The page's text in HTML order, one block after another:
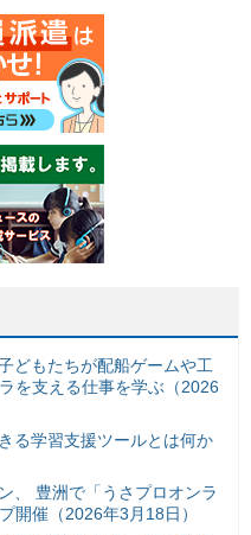
どもたちが配船ゲームや工
を支える仕事を学ぶ（2026
る学習支援ツールとは何か
、 豊洲で「うさプロオンラ
開催（2026年3月18日）